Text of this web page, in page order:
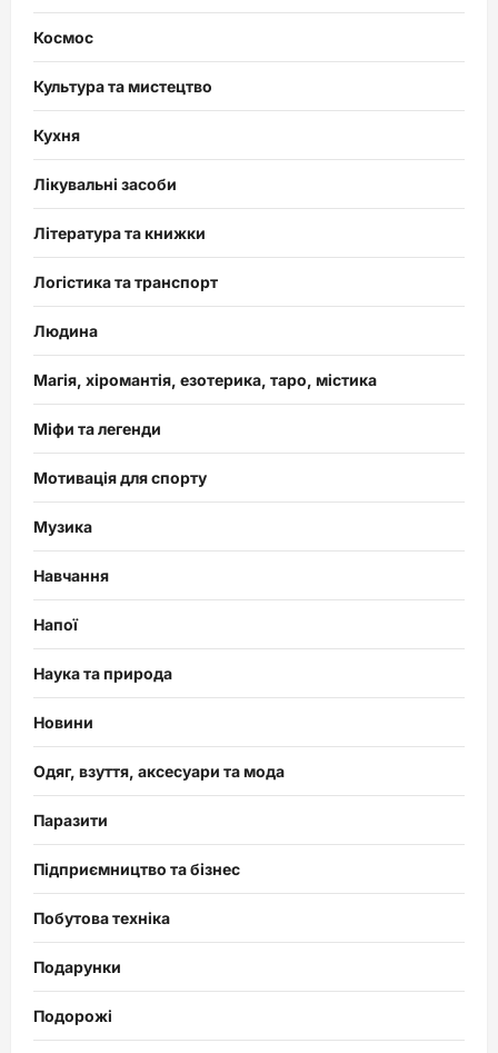
Космос
Культура та мистецтво
Кухня
Лікувальні засоби
Література та книжки
Логістика та транспорт
Людина
Магія, хіромантія, езотерика, таро, містика
Міфи та легенди
Мотивація для спорту
Музика
Навчання
Напої
Наука та природа
Новини
Одяг, взуття, аксесуари та мода
Паразити
Підприємництво та бізнес
Побутова техніка
Подарунки
Подорожі